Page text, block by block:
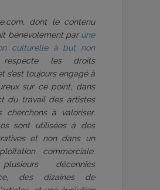
dont le contenu
bénévolement par une
culturelle à but non
les droits
s’est toujours engagé à
sur ce point, dans
du travail des artistes
cherchons à valoriser.
sont utilisées à des
et non dans un
commerciale.
décennies
des dizaines de